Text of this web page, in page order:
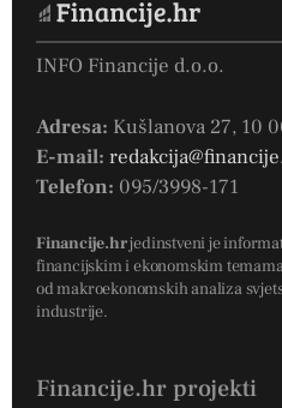
INFO Financije d.o.o.
Adresa: Kušlanova 27, 10
E-mail:
Telefon: 095/3998-171
Financije.hrjedinstveni je
financijskim i ekonomskim
od makroekonomskih analiza
industrije.
Financije.hr projekti